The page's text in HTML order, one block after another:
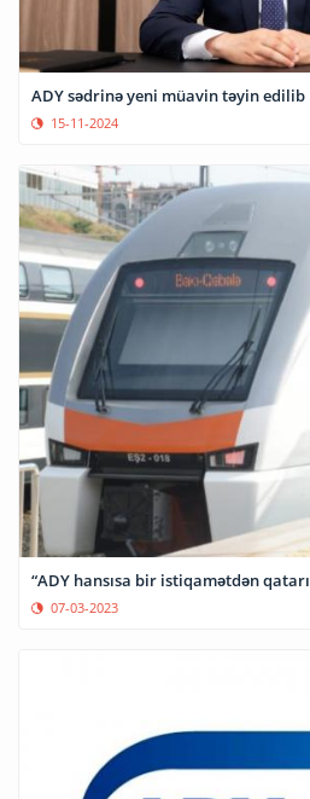
ADY sədrinə yeni müavin təyin edilib
15-11-2024
“ADY hansısa bir istiqamətdən
07-03-2023